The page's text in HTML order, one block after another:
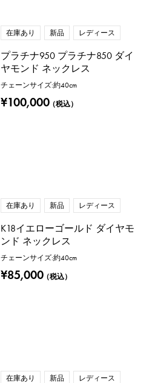
在庫あり 新品 レディース
プラチナ950 プラチナ850 ダイ
ヤモンド ネックレス
チェーンサイズ:約40cm
¥100,000（税込）
在庫あり 新品 レディース
K18イエローゴールド ダイヤモ
ンド ネックレス
チェーンサイズ:約40cm
¥85,000（税込）
在庫あり 新品 レディース